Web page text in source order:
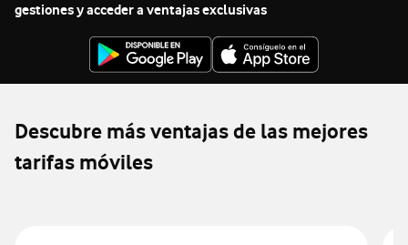
gestiones y acceder a ventajas exclusivas
Descubre más ventajas de las mejores
tarifas móviles